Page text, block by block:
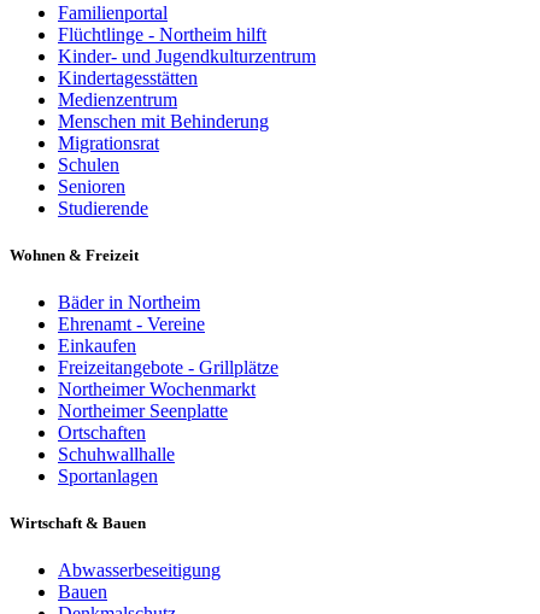
Familienportal
Flüchtlinge - Northeim hilft
Kinder- und Jugendkulturzentrum
Kindertagesstätten
Medienzentrum
Menschen mit Behinderung
Migrationsrat
Schulen
Senioren
Studierende
Wohnen & Freizeit
Bäder in Northeim
Ehrenamt - Vereine
Einkaufen
Freizeitangebote - Grillplätze
Northeimer Wochenmarkt
Northeimer Seenplatte
Ortschaften
Schuhwallhalle
Sportanlagen
Wirtschaft & Bauen
Abwasserbeseitigung
Bauen